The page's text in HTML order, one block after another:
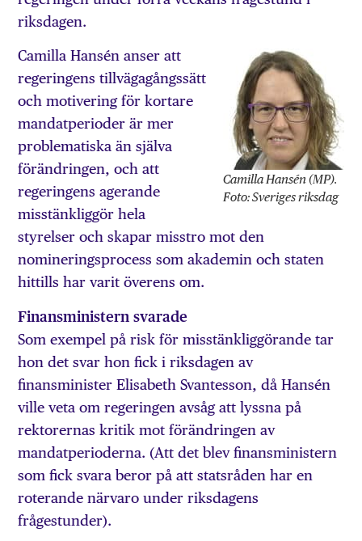
riksdagen.
Camilla Hansén (MP).
Foto: Sveriges riksdag
Camilla Hansén anser att
regeringens tillvägagångssätt
och motivering för kortare
mandatperioder är mer
problematiska än själva
förändringen, och att
regeringens agerande
misstänkliggör hela
styrelser och skapar misstro mot den
nomineringsprocess som akademin och staten
hittills har varit överens om.
Finansministern svarade
Som exempel på risk för misstänkliggörande tar
hon det svar hon fick i riksdagen av
finansminister Elisabeth Svantesson, då Hansén
ville veta om regeringen avsåg att lyssna på
rektorernas kritik mot förändringen av
mandatperioderna. (Att det blev finansministern
som fick svara beror på att statsråden har en
roterande närvaro under riksdagens
frågestunder).